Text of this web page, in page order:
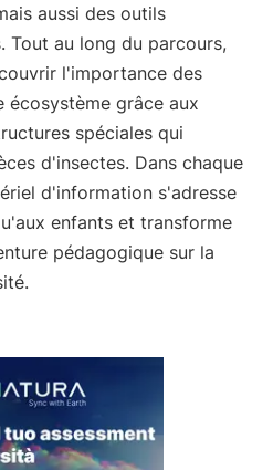
aussi des outils
Tout au long du parcours,
l'importance des
écosystème grâce aux
spéciales qui
d'insectes. Dans chaque
d'information s'adresse
enfants et transforme
pédagogique sur la